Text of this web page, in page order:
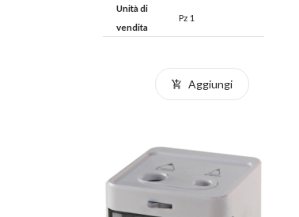
Unità di
vendita
Pz 1
Aggiungi